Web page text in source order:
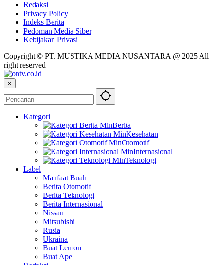
Redaksi
Privacy Policy
Indeks Berita
Pedoman Media Siber
Kebijakan Privasi
Copyright © PT. MUSTIKA MEDIA NUSANTARA @ 2025 All
right reserved
×
Kategori
Berita
Kesehatan
Otomotif
Internasional
Teknologi
Label
Manfaat Buah
Berita Otomotif
Berita Teknologi
Berita Internasional
Nissan
Mitsubishi
Rusia
Ukraina
Buat Lemon
Buat Apel